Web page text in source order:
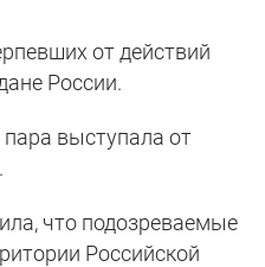
от действий
России.
выступала от
что подозреваемые
Российской